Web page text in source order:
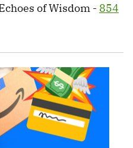
of Wisdom - 854